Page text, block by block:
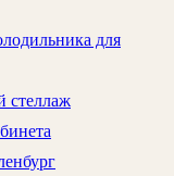
для
стеллаж